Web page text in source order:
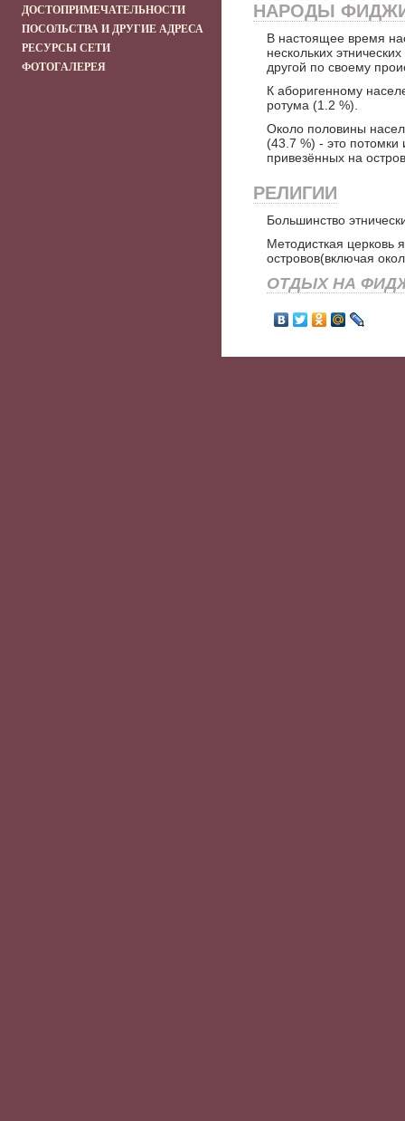
ДОСТОПРИМЕЧАТЕЛЬНОСТИ
ПОСОЛЬСТВА И ДРУГИЕ АДРЕСА
РЕСУРСЫ СЕТИ
ФОТОГАЛЕРЕЯ
НАРОДЫ
В настоящее время
нескольких
другой по своему
К аборигенному
ротума (1.2 %).
Около половины
(43.7 %) - это потомки
привезённых на
РЕЛИГИИ
Большинство
Методисткая церковь
островов(включая
ОТДЫХ НА